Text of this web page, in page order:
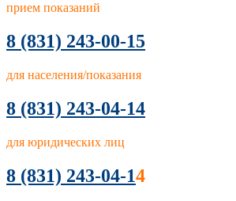
прием показаний
8 (831) 243-00-15
для населения/показания
8 (831) 243-04-14
для юридических лиц
8 (831) 243-04-14